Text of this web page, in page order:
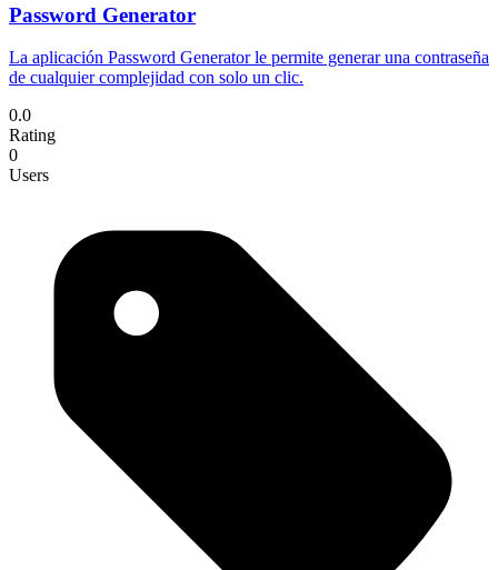
Password Generator
La aplicación Password Generator le permite generar una contraseña
de cualquier complejidad con solo un clic.
0.0
Rating
0
Users